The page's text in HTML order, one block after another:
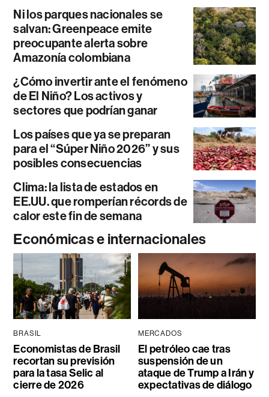
Ni los parques nacionales se
salvan: Greenpeace emite
preocupante alerta sobre
Amazonía colombiana
¿Cómo invertir ante el fenómeno
de El Niño? Los activos y
sectores que podrían ganar
Los países que ya se preparan
para el “Súper Niño 2026” y sus
posibles consecuencias
Clima: la lista de estados en
EE.UU. que romperían récords de
calor este fin de semana
Económicas e internacionales
BRASIL
Economistas de Brasil
recortan su previsión
para la tasa Selic al
cierre de 2026
MERCADOS
El petróleo cae tras
suspensión de un
ataque de Trump a Irán y
expectativas de diálogo